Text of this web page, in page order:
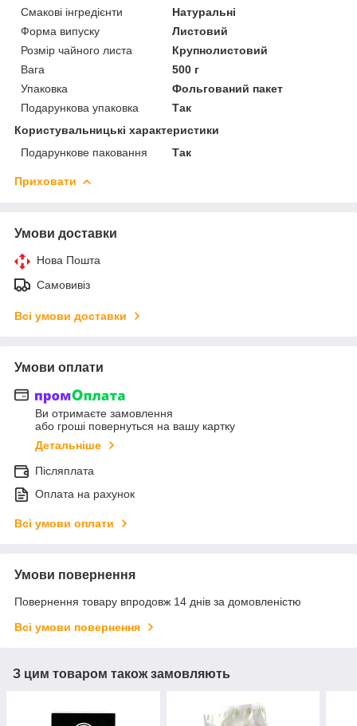
Смакові інгредієнти
Натуральні
Форма випуску
Листовий
Розмір чайного листа
Крупнолистовий
Вага
500 г
Упаковка
Фольгований пакет
Подарункова упаковка
Так
Користувальницькі характеристики
Подарункове паковання
Так
Приховати
Умови доставки
Нова Пошта
Самовивіз
Всі умови доставки
Умови оплати
Ви отримаєте замовлення
або гроші повернуться на вашу картку
Детальніше
Післяплата
Оплата на рахунок
Всі умови оплати
Умови повернення
Повернення товару впродовж 14 днів за домовленістю
Всі умови повернення
З цим товаром також замовляють